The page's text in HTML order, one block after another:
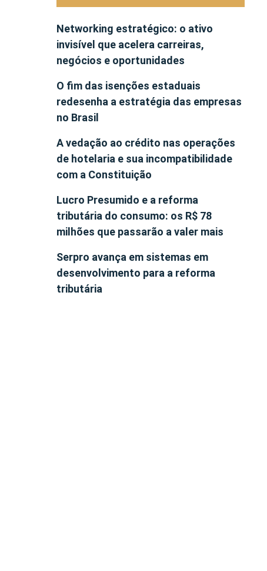
Networking estratégico: o ativo
invisível que acelera carreiras,
negócios e oportunidades
O fim das isenções estaduais
redesenha a estratégia das empresas
no Brasil
A vedação ao crédito nas operações
de hotelaria e sua incompatibilidade
com a Constituição
Lucro Presumido e a reforma
tributária do consumo: os R$ 78
milhões que passarão a valer mais
Serpro avança em sistemas em
desenvolvimento para a reforma
tributária